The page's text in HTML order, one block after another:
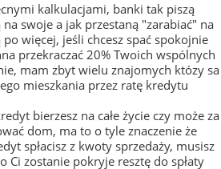
kalkulacjami, banki tak piszą
swoje a jak przestaną "zarabiać" na
więcej, jeśli chcesz spać spokojnie
przekraczać 20% Twoich wspólnych
mam zbyt wielu znajomych któzy sa
mieszkania przez ratę kredytu
bierzesz na całe życie czy może za
dom, ma to o tyle znaczenie że
spłacisz z kwoty sprzedaży, musisz
Ci zostanie pokryje resztę do spłaty